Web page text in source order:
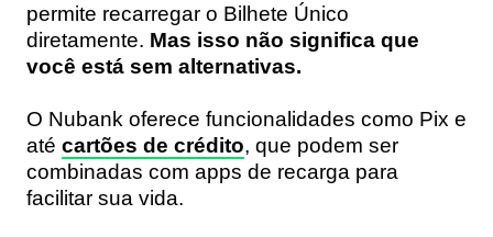
permite recarregar o Bilhete Único
diretamente. Mas isso não significa que
você está sem alternativas.
O Nubank oferece funcionalidades como Pix e
até cartões de crédito, que podem ser
combinadas com apps de recarga para
facilitar sua vida.